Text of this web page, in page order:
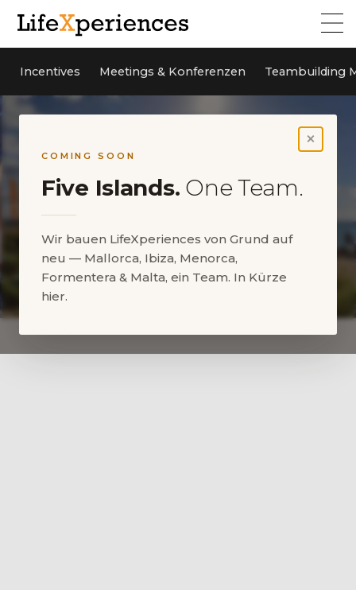
Incentives Meetings & Konferenzen Teambuilding
×
COMING SOON
Five Islands. One Team.
Wir bauen LifeXperiences von Grund auf
neu — Mallorca, Ibiza, Menorca,
Formentera & Malta, ein Team. In Kürze
hier.